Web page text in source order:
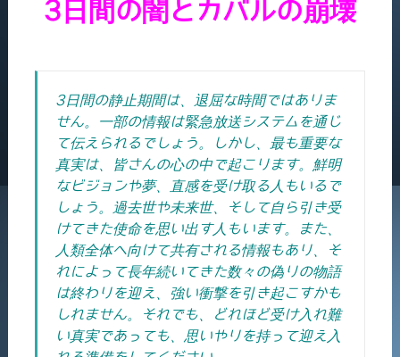
3日間の闇とカバルの崩壊
3日間の静止期間は、退屈な時間ではありま
せん。一部の情報は緊急放送システムを通じ
て伝えられるでしょう。しかし、最も重要な
真実は、皆さんの心の中で起こります。鮮明
なビジョンや夢、直感を受け取る人もいるで
しょう。過去世や未来世、そして自ら引き受
けてきた使命を思い出す人もいます。また、
人類全体へ向けて共有される情報もあり、そ
れによって長年続いてきた数々の偽りの物語
は終わりを迎え、強い衝撃を引き起こすかも
しれません。それでも、どれほど受け入れ難
い真実であっても、思いやりを持って迎え入